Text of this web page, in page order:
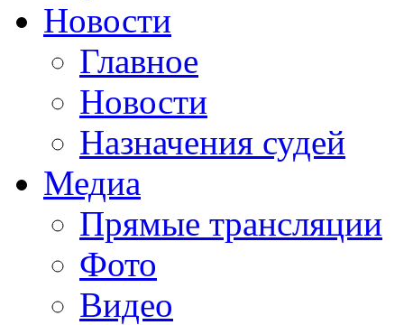
Новости
Главное
Новости
Назначения судей
Медиа
Прямые трансляции
Фото
Видео